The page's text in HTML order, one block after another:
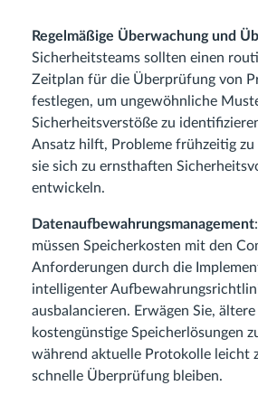
Regelmäßige Überwachung und
Sicherheitsteams sollten einen
Zeitplan für die Überprüfung von
festlegen, um ungewöhnliche
Sicherheitsverstöße zu
Ansatz hilft, Probleme frühzeitig zu
sie sich zu ernsthaften
entwickeln.
Datenaufbewahrungsmanagement
müssen Speicherkosten mit den
Anforderungen durch die
intelligenter
ausbalancieren. Erwägen Sie,
kostengünstige Speicherlösungen
während aktuelle Protokolle leicht
schnelle Überprüfung bleiben.